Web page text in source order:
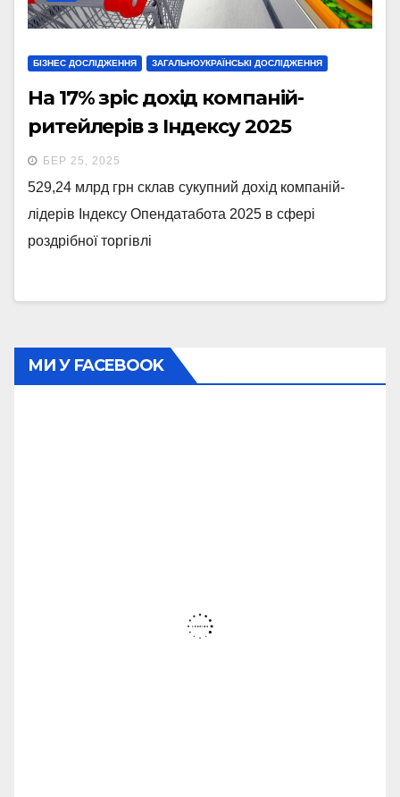
БІЗНЕС ДОСЛІДЖЕННЯ ЗАГАЛЬНОУКРАЇНСЬКІ ДОСЛІДЖЕННЯ
На 17% зріс дохід компаній-
ритейлерів з Індексу 2025
БЕР 25, 2025
529,24 млрд грн склав сукупний дохід компаній-
лідерів Індексу Опендатабота 2025 в сфері
роздрібної торгівлі
МИ У FACEBOOK